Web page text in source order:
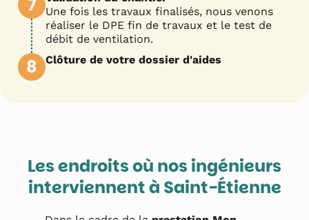
Une fois les travaux finalisés, nous venons
réaliser le DPE fin de travaux et le test de
débit de ventilation.
8 Clôture de votre dossier d'aides
Les endroits où nos ingénieurs
interviennent à Saint-Étienne